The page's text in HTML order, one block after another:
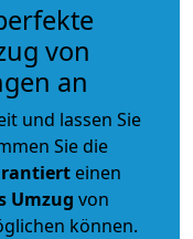
von
an
und lassen Sie
Sie die
einen
Umzug von
können.